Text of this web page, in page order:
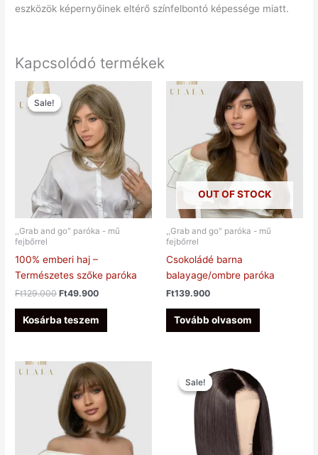
eszközök képernyőinek eltérő színfelbontó képessége miatt.
Kapcsolódó termékek
Sale!
Sale!
,,Grab and go" paróka - mű
fejbőrrel
100% emberi haj –
Természetes szőke paróka
Ft129.000
Original
price
was:
Ft129.000.
Ft49.900
Current
price
is:
Ft49.900.
Kosárba teszem
OUT OF STOCK
,,Grab and go" paróka - mű
fejbőrrel
Csokoládé barna
balayage/ombre paróka
Ft139.900
Tovább olvasom
Sale!
Sale!
-
Ft168.900
több
variációja
van.